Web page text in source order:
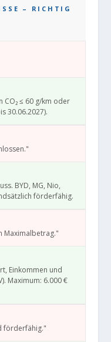
– RICHTIG
CO₂ ≤ 60 g/km oder
30.06.2027).
BYD, MG, Nio,
förderfähig.
Maximalbetrag."
Einkommen und
Maximum: 6.000 €
förderfähig."